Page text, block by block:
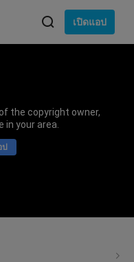
เปิดแอป
the copyright owner,
in your area.
ป